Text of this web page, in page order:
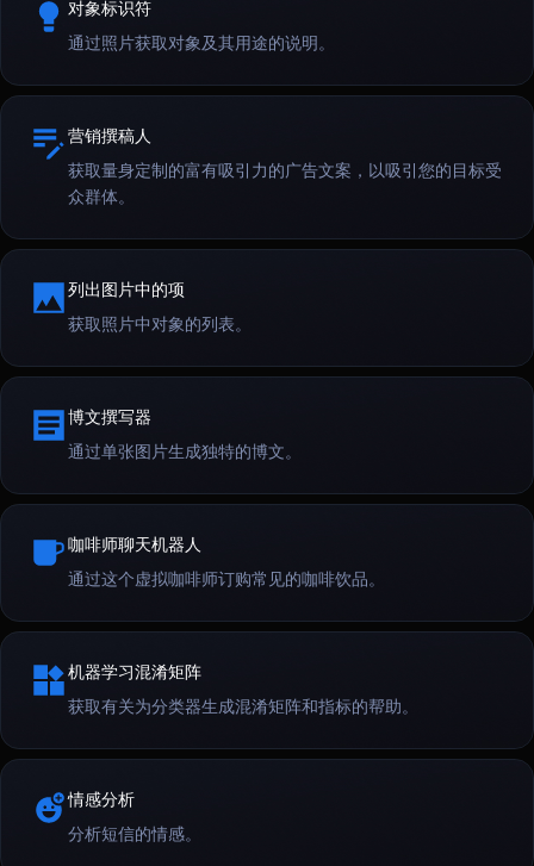
对象标识符
通过照片获取对象及其用途的说明。
营销撰稿人
获取量身定制的富有吸引力的广告文案，以吸引您的目标受
众群体。
列出图片中的项
获取照片中对象的列表。
博文撰写器
通过单张图片生成独特的博文。
咖啡师聊天机器人
通过这个虚拟咖啡师订购常见的咖啡饮品。
机器学习混淆矩阵
获取有关为分类器生成混淆矩阵和指标的帮助。
情感分析
分析短信的情感。